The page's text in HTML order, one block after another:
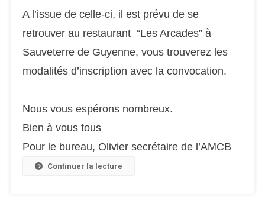
A l’issue de celle-ci, il est prévu de se
retrouver au restaurant “Les Arcades” à
Sauveterre de Guyenne, vous trouverez les
modalités d’inscription avec la convocation.
Nous vous espérons nombreux.
Bien à vous tous
Pour le bureau, Olivier secrétaire de l’AMCB
Continuer la lecture